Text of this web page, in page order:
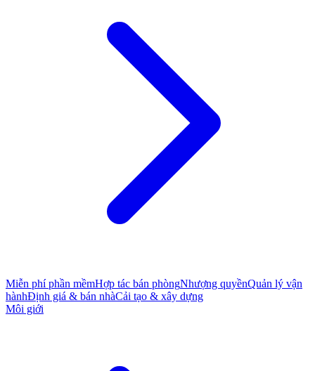
Miễn phí phần mềmHợp tác bán phòngNhượng quyềnQuản lý vận
hànhĐịnh giá & bán nhàCải tạo & xây dựng
Môi giới